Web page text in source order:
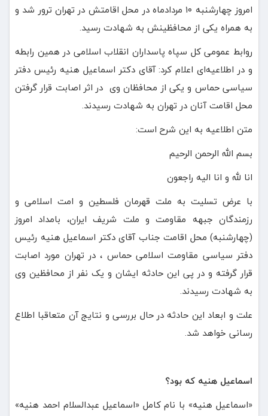
امروز چهارشنبه ۱۰ مردادماه در محل اقامتش در تهران ترور شد و
به همراه یکی از محافظینش به شهادت رسید.
روابط عمومی کل سپاه پاسداران انقلاب اسلامی در همین رابطه
و در اطلاعیه‌ای اعلام کرد: آقای دکتر اسماعیل هنیه رئیس دفتر
سیاسی حماس و یکی از محافظان وی در اثر اصابت قرار گرفتن
محل اقامت آنان در تهران به شهادت رسیدند.
متن اطلاعیه به این شرح است:
بسم الله الرحمن الرحیم
انا لله و انا الیه راجعون
با عرض تسلیت به ملت قهرمان فلسطین و امت اسلامی و
رزمندگان جبهه مقاومت و ملت شریف ایران، بامداد امروز
(چهارشنبه) محل اقامت جناب آقای دکتر اسماعیل هنیه رئیس
دفتر سیاسی مقاومت اسلامی حماس ، در تهران مورد اصابت
قرار گرفته و در پی این حادثه ایشان و یک نفر از محافظین وی
به شهادت رسیدند.
علت و ابعاد این حادثه در حال بررسی و نتایج آن متعاقبا اطلاع
رسانی خواهد شد.
اسماعیل هنیه که بود؟
«اسماعیل هنیه» با نام کامل «اسماعیل عبدالسلام احمد هنیه»